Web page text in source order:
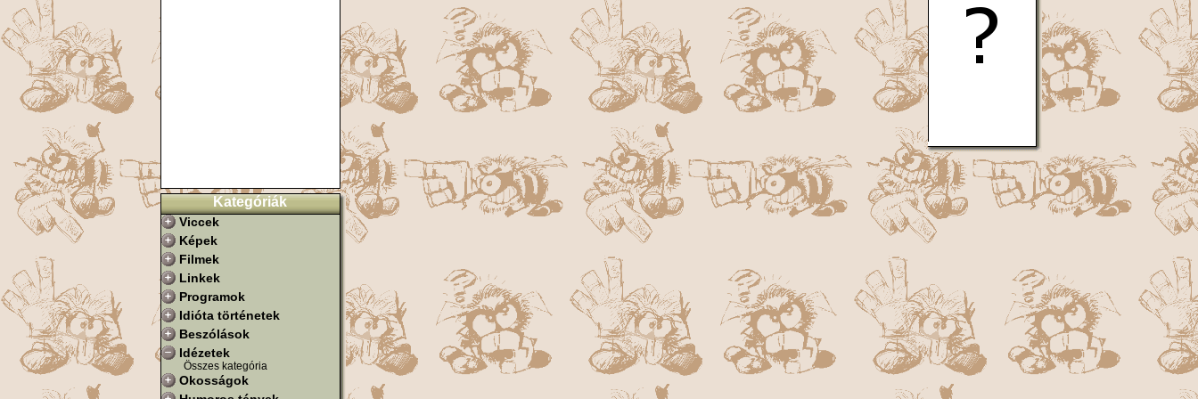
Kategóriák
Viccek
Képek
Filmek
Linkek
Programok
Idióta történetek
Beszólások
Idézetek
Összes kategória
Okosságok